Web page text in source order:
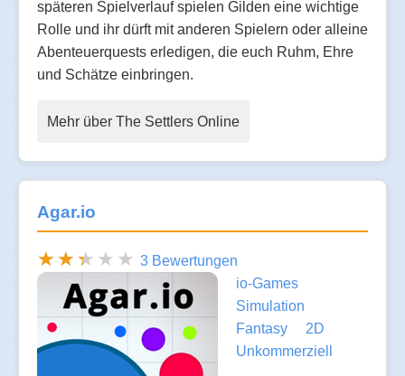
späteren Spielverlauf spielen Gilden eine wichtige
Rolle und ihr dürft mit anderen Spielern oder alleine
Abenteuerquests erledigen, die euch Ruhm, Ehre
und Schätze einbringen.
Mehr über The Settlers Online
Agar.io
3 Bewertungen
io-Games
Simulation
Fantasy
2D
Unkommerziell